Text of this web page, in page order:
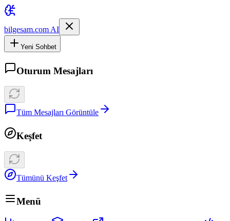
bilgesam.com AI
Yeni Sohbet
Oturum Mesajları
Tüm Mesajları Görüntüle
Keşfet
Tümünü Keşfet
Menü